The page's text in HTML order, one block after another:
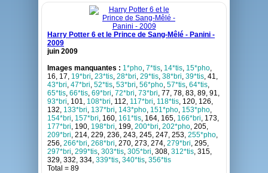
Harry Potter 6 et le Prince de Sang-Mêlé - Panini -
2009
juin 2009
Images manquantes : 1*pho, 7*tis, 14*tis, 15*pho,
16, 17, 19*bri, 23*tis, 28*bri, 29*tis, 38*bri, 39*tis, 41,
43*bri, 47*bri, 52*tis, 53*bri, 56*pho, 57*tis, 64*tis,
65*tis, 66*tis, 69*bri, 72*bri, 73*bri, 77, 78, 83, 89, 91,
93*bri, 101, 108*bri, 112, 117*bri, 118*tis, 120, 126,
132, 133*bri, 137*bri, 143*pho, 151*pho, 153*pho,
154*bri, 157*bri, 160, 161*tis, 164, 165, 166*bri, 173,
177*bri, 190, 198*bri, 199, 200*bri, 202*pho, 205,
209*bri, 214, 229, 236, 243, 245, 247, 253, 255*pho,
256, 266*bri, 268*bri, 270, 273, 274, 279*bri, 295,
297*bri, 299*tis, 303*tis, 305*bri, 308, 312*tis, 315,
329, 332, 334, 339*tis, 340*tis, 356*tis
Total = 89